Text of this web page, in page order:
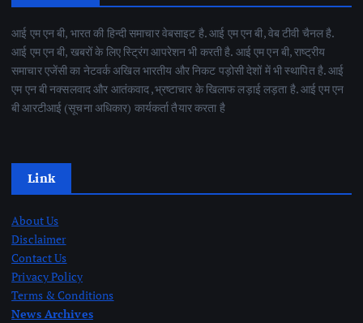
आई एम एन बी, भारत की हिन्दी समाचार वेबसाइट है. आई एम एन बी, वेब टीवी चैनल है.
आई एम एन बी, खबरों के लिए स्ट्रिंग आपरेशन भी करती है. आई एम एन बी, राष्ट्रीय
समाचार एजेंसी का नेटवर्क अखिल भारतीय और निकट पड़ोसी देशों में भी स्थापित है. आई
एम एन बी नक्सलवाद और आतंकवाद ,भ्रष्टाचार के खिलाफ लड़ाई लड़ता है. आई एम एन
बी आरटीआई (सूचना अधिकार) कार्यकर्ता तैयार करता है
Link
About Us
Disclaimer
Contact Us
Privacy Policy
Terms & Conditions
News Archives